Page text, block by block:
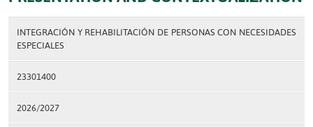
INTEGRACIÓN Y REHABILITACIÓN DE PERSONAS CON NECESIDADES
ESPECIALES
23301400
2026/2027